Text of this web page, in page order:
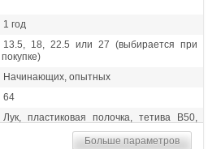
1 год
13.5, 18, 22.5 или 27 (выбирается при
покупке)
Начинающих, опытных
64
Лук, пластиковая полочка, тетива В50,
шестигранники, чехол для лука, перчатка,
колчан для стрел, 6 карбоновых стрел
Больше параметров